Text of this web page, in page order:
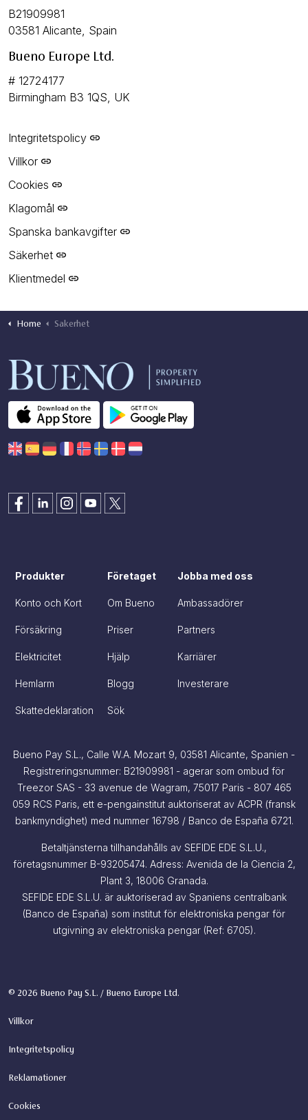
B21909981
03581 Alicante, Spain
Bueno Europe Ltd.
# 12724177
Birmingham B3 1QS, UK
Integritetspolicy
Villkor
Cookies
Klagomål
Spanska bankavgifter
Säkerhet
Klientmedel
Home Sakerhet
Produkter
Konto och Kort
Försäkring
Elektricitet
Hemlarm
Skattedeklaration
Företaget
Om Bueno
Priser
Hjälp
Blogg
Sök
Jobba med oss
Ambassadörer
Partners
Karriärer
Investerare
Bueno Pay S.L., Calle W.A. Mozart 9, 03581 Alicante, Spanien -
Registreringsnummer: B21909981 - agerar som ombud för
Treezor SAS - 33 avenue de Wagram, 75017 Paris - 807 465
059 RCS Paris, ett e-pengainstitut auktoriserat av ACPR (fransk
bankmyndighet) med nummer 16798 / Banco de España 6721.
Betaltjänsterna tillhandahålls av SEFIDE EDE S.L.U.,
företagsnummer B-93205474. Adress: Avenida de la Ciencia 2,
Plant 3, 18006 Granada.
SEFIDE EDE S.L.U. är auktoriserad av Spaniens centralbank
(Banco de España) som institut för elektroniska pengar för
utgivning av elektroniska pengar (Ref: 6705).
© 2026 Bueno Pay S.L. / Bueno Europe Ltd.
Villkor
Integritetspolicy
Reklamationer
Cookies